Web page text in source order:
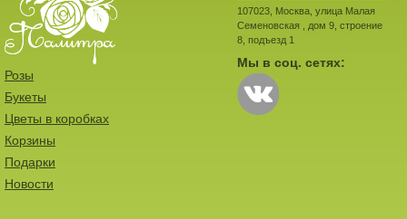
107023, Москва, улица Малая
Семеновская , дом 9, строение
8, подъезд 1
Мы в соц. сетях:
Розы
Букеты
Цветы в коробках
Корзины
Подарки
Новости